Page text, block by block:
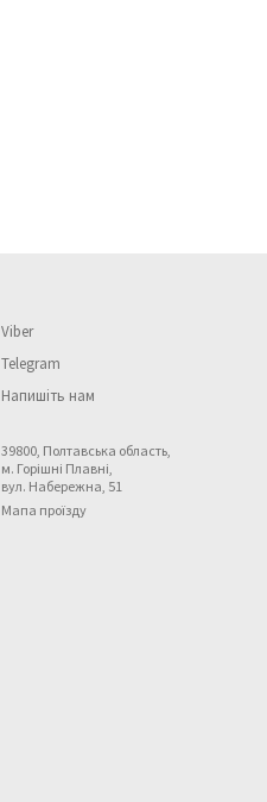
Viber
Telegram
Напишіть нам
39800, Полтавська область,
м. Горішні Плавні,
вул. Набережна, 51
Мапа проїзду